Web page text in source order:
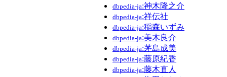
dbpedia-ja:神木隆之介
dbpedia-ja:祥伝社
dbpedia-ja:稲森いずみ
dbpedia-ja:美木良介
dbpedia-ja:茅島成美
dbpedia-ja:藤原紀香
dbpedia-ja:藤木直人